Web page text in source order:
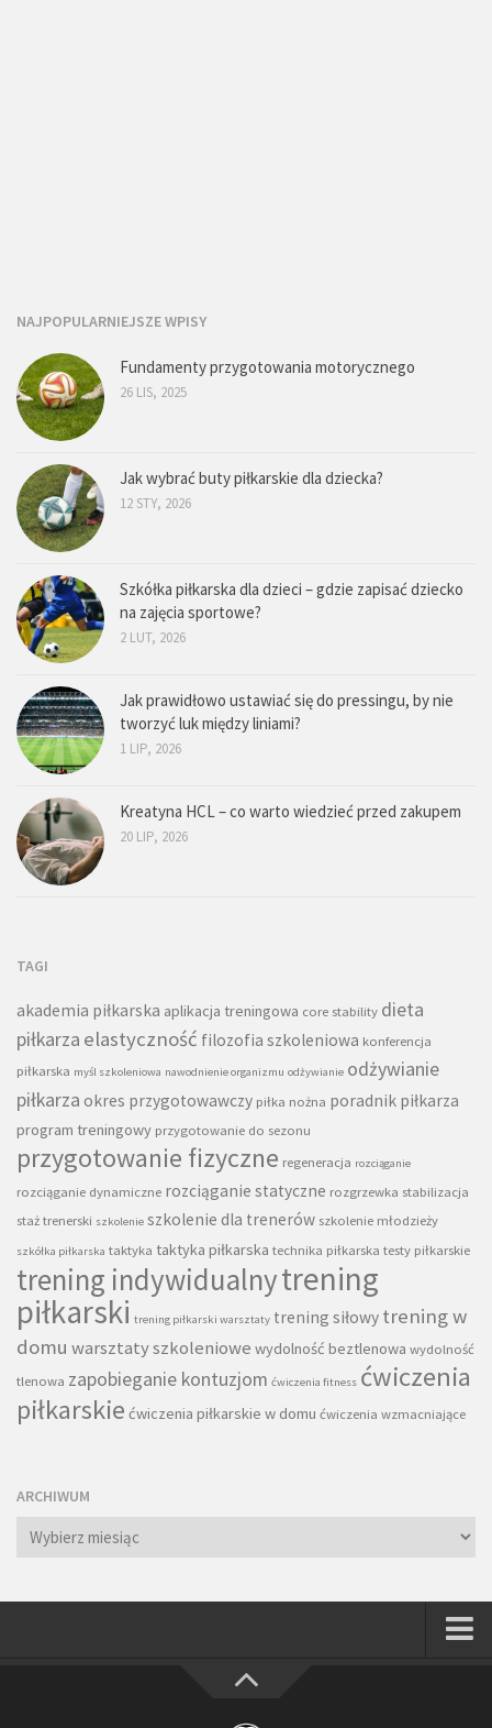
NAJPOPULARNIEJSZE WPISY
Fundamenty przygotowania motorycznego
26 LIS, 2025
Jak wybrać buty piłkarskie dla dziecka?
12 STY, 2026
Szkółka piłkarska dla dzieci – gdzie zapisać dziecko
na zajęcia sportowe?
2 LUT, 2026
Jak prawidłowo ustawiać się do pressingu, by nie
tworzyć luk między liniami?
1 LIP, 2026
Kreatyna HCL – co warto wiedzieć przed zakupem
20 LIP, 2026
TAGI
akademia piłkarska aplikacja treningowa core stability dieta
piłkarza elastyczność filozofia szkoleniowa konferencja
piłkarska myśl szkoleniowa nawodnienie organizmu odżywianie odżywianie
piłkarza okres przygotowawczy piłka nożna poradnik piłkarza
program treningowy przygotowanie do sezonu
przygotowanie fizyczne regeneracja rozciąganie
rozciąganie dynamiczne rozciąganie statyczne rozgrzewka stabilizacja
staż trenerski szkolenie szkolenie dla trenerów szkolenie młodzieży
szkółka piłkarska taktyka taktyka piłkarska technika piłkarska testy piłkarskie
trening indywidualnytrening
piłkarski trening piłkarski warsztaty trening siłowy trening w
domu warsztaty szkoleniowe wydolność beztlenowa wydolność
tlenowa zapobieganie kontuzjom ćwiczenia fitness ćwiczenia
piłkarskie ćwiczenia piłkarskie w domu ćwiczenia wzmacniające
ARCHIWUM
Archiwum